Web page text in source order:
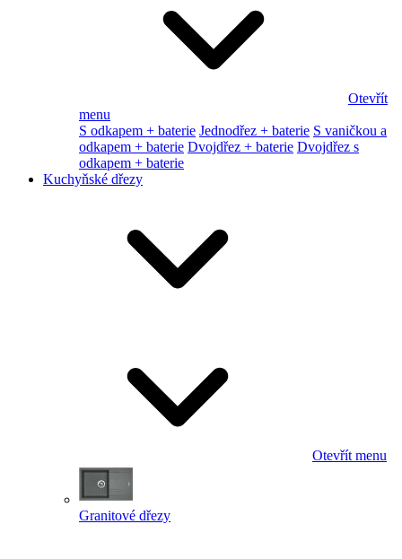
Otevřít
menu
S odkapem + baterie Jednodřez + baterie S vaničkou a
odkapem + baterie Dvojdřez + baterie Dvojdřez s
odkapem + baterie
Kuchyňské dřezy
Otevřít menu
Granitové dřezy